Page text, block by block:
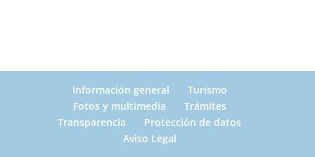
Información general
Turismo
Fotos y multimedia
Trámites
Transparencia
Protección de datos
Aviso Legal